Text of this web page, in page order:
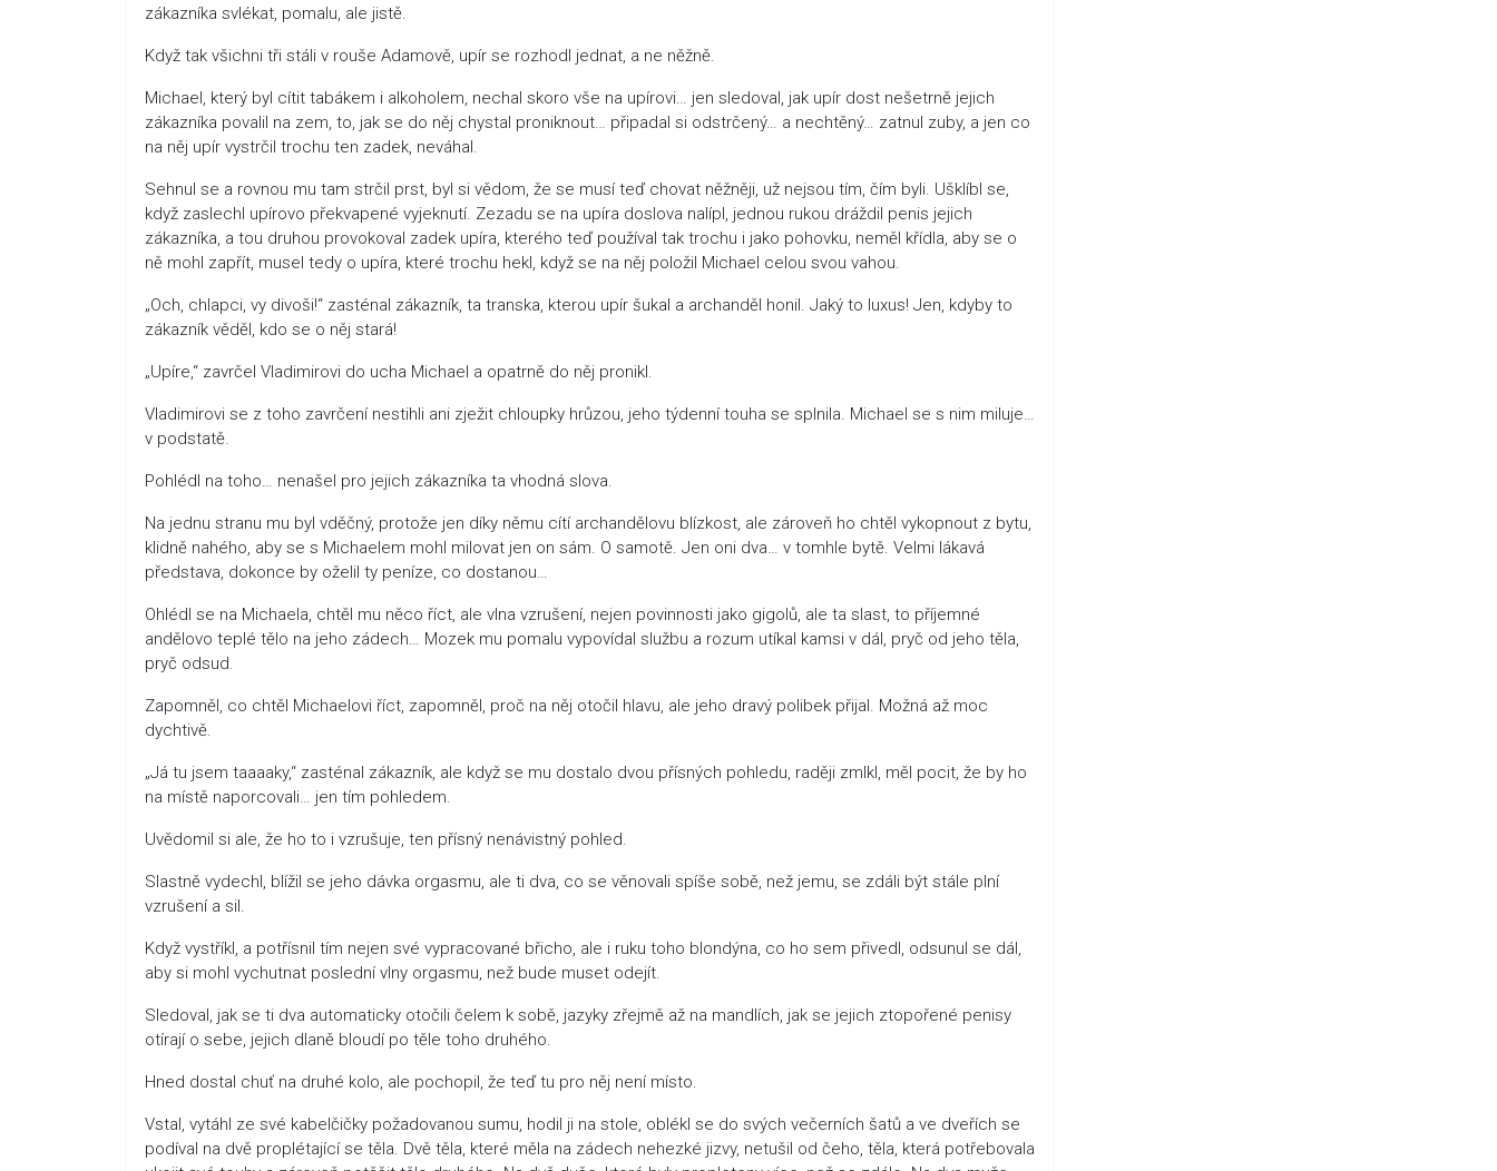
zákazníka svlékat, pomalu, ale jistě.
Když tak všichni tři stáli v rouše Adamově, upír se rozhodl jednat, a ne něžně.
Michael, který byl cítit tabákem i alkoholem, nechal skoro vše na upírovi… jen sledoval, jak upír dost nešetrně jejich
zákazníka povalil na zem, to, jak se do něj chystal proniknout… připadal si odstrčený… a nechtěný… zatnul zuby, a jen co
na něj upír vystrčil trochu ten zadek, neváhal.
Sehnul se a rovnou mu tam strčil prst, byl si vědom, že se musí teď chovat něžněji, už nejsou tím, čím byli. Ušklíbl se,
když zaslechl upírovo překvapené vyjeknutí. Zezadu se na upíra doslova nalípl, jednou rukou dráždil penis jejich
zákazníka, a tou druhou provokoval zadek upíra, kterého teď používal tak trochu i jako pohovku, neměl křídla, aby se o
ně mohl zapřít, musel tedy o upíra, které trochu hekl, když se na něj položil Michael celou svou vahou.
„Och, chlapci, vy divoši!“ zasténal zákazník, ta transka, kterou upír šukal a archanděl honil. Jaký to luxus! Jen, kdyby to
zákazník věděl, kdo se o něj stará!
„Upíre,“ zavrčel Vladimirovi do ucha Michael a opatrně do něj pronikl.
Vladimirovi se z toho zavrčení nestihli ani zježit chloupky hrůzou, jeho týdenní touha se splnila. Michael se s nim miluje…
v podstatě.
Pohlédl na toho… nenašel pro jejich zákazníka ta vhodná slova.
Na jednu stranu mu byl vděčný, protože jen díky němu cítí archandělovu blízkost, ale zároveň ho chtěl vykopnout z bytu,
klidně nahého, aby se s Michaelem mohl milovat jen on sám. O samotě. Jen oni dva… v tomhle bytě. Velmi lákavá
představa, dokonce by oželil ty peníze, co dostanou…
Ohlédl se na Michaela, chtěl mu něco říct, ale vlna vzrušení, nejen povinnosti jako gigolů, ale ta slast, to příjemné
andělovo teplé tělo na jeho zádech… Mozek mu pomalu vypovídal službu a rozum utíkal kamsi v dál, pryč od jeho těla,
pryč odsud.
Zapomněl, co chtěl Michaelovi říct, zapomněl, proč na něj otočil hlavu, ale jeho dravý polibek přijal. Možná až moc
dychtivě.
„Já tu jsem taaaaky,“ zasténal zákazník, ale když se mu dostalo dvou přísných pohledu, raději zmlkl, měl pocit, že by ho
na místě naporcovali… jen tím pohledem.
Uvědomil si ale, že ho to i vzrušuje, ten přísný nenávistný pohled.
Slastně vydechl, blížil se jeho dávka orgasmu, ale ti dva, co se věnovali spíše sobě, než jemu, se zdáli být stále plní
vzrušení a sil.
Když vystříkl, a potřísnil tím nejen své vypracované břicho, ale i ruku toho blondýna, co ho sem přivedl, odsunul se dál,
aby si mohl vychutnat poslední vlny orgasmu, než bude muset odejít.
Sledoval, jak se ti dva automaticky otočili čelem k sobě, jazyky zřejmě až na mandlích, jak se jejich ztopořené penisy
otírají o sebe, jejich dlaně bloudí po těle toho druhého.
Hned dostal chuť na druhé kolo, ale pochopil, že teď tu pro něj není místo.
Vstal, vytáhl ze své kabelčičky požadovanou sumu, hodil ji na stole, oblékl se do svých večerních šatů a ve dveřích se
podíval na dvě proplétající se těla. Dvě těla, které měla na zádech nehezké jizvy, netušil od čeho, těla, která potřebovala